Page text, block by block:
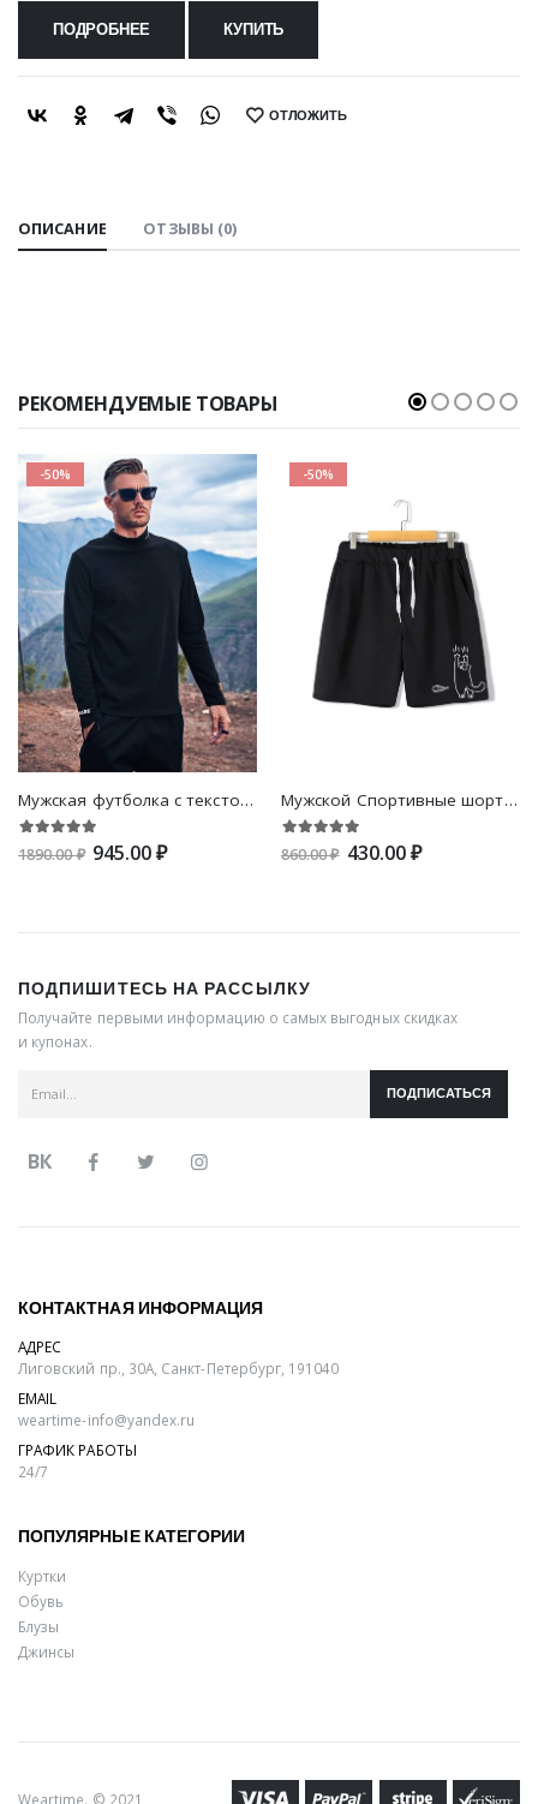
ПОДРОБНЕЕ КУПИТЬ
SHARE: ОТЛОЖИТЬ
ОПИСАНИЕ ОТЗЫВЫ (0)
РЕКОМЕНДУЕМЫЕ ТОВАРЫ
-50%
Мужская футболка с текстовым принтом
1890.00 ₽ 945.00 ₽
-50%
Мужской Спортивные шорты с мультипликационным узором на кулиске
860.00 ₽ 430.00 ₽
ПОДПИШИТЕСЬ НА РАССЫЛКУ
Получайте первыми информацию о самых выгодных скидках
и купонах.
ПОДПИСАТЬСЯ
ВК
КОНТАКТНАЯ ИНФОРМАЦИЯ
АДРЕС
Лиговский пр., 30А, Санкт-Петербург, 191040
EMAIL
weartime-info@yandex.ru
ГРАФИК РАБОТЫ
24/7
ПОПУЛЯРНЫЕ КАТЕГОРИИ
Куртки
Обувь
Блузы
Джинсы
Weartime. © 2021